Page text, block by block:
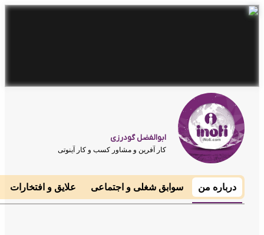
ابوالفضل گودرزی
کار آفرین و مشاور کسب و کار آینوتی
من سوابق شغلی و اجتماعی علایق و افتخارات مهارت